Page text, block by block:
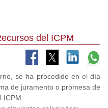
del ICPM
se ha procedido en el día
de juramento o promesa de
ICPM.